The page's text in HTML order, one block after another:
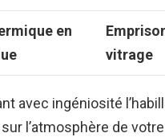
en
vitrage
avec ingéniosité
l’atmosphère de